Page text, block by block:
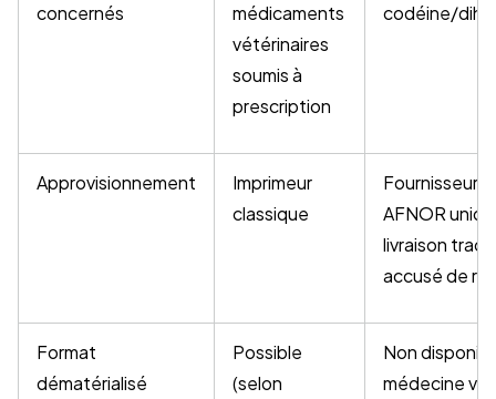
concernés
médicaments
vétérinaires
soumis à
prescription
codéine/
Approvisionnement
Imprimeur
classique
Fournisseur
AFNOR
livraison
accusé de
Format
dématérialisé
Possible
(selon
Non
médecine